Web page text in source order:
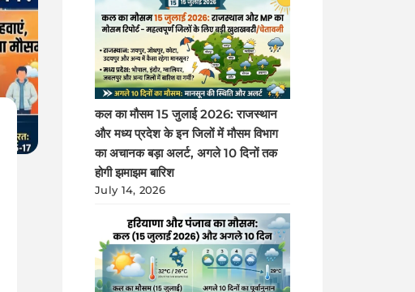
कल का मौसम 15 जुलाई 2026: राजस्थान
और मध्य प्रदेश के इन जिलों में मौसम विभाग
का अचानक बड़ा अलर्ट, अगले 10 दिनों तक
होगी झमाझम बारिश
July 14, 2026